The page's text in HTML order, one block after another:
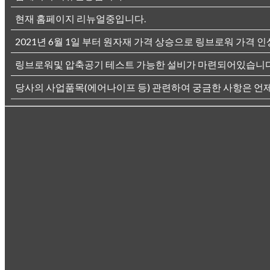
현재 홈페이지 리뉴얼중입니다.
2021년 6월 1일 부터 원자재 가격 상승으로 링브로워 가격 인
링브로워및 압축공기 테스트 가능한 설비가 마련되어있습니
당사의 사업품목(에어나이프 등) 관련하여 궁금한 사항은 언